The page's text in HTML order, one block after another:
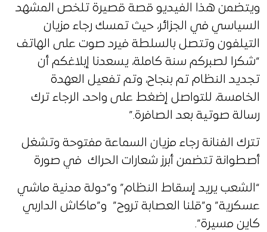
ويتضمن هذا الفيديو قصة قصيرة تلخص المشهد
السياسي في الجزائر، حيث تمسك رجاء مزيان
التيلفون وتتصل بالسلطة فيرد صوت على الهاتف
“شكرا لصبركم سنة كاملة، يسعدنا إبلاغكم أن
تجديد النظام تم بنجاح، وتم تفعيل العهدة
الخامسة، للتواصل إضغط على واحد، الرجاء ترك
رسالة صوتية بعد الصافرة.”
تترك الفنانة رجاء مزيان السماعة مفتوحة وتشغل
أصطوانة تتضمن أبرز شعارات الحراك في صورة
“الشعب يريد إسقاط النظام” و”دولة مدنية ماشي
عسكرية” و”قلنا العصابة تروح” و”ماكاش الداربي
كاين مسيرة”.